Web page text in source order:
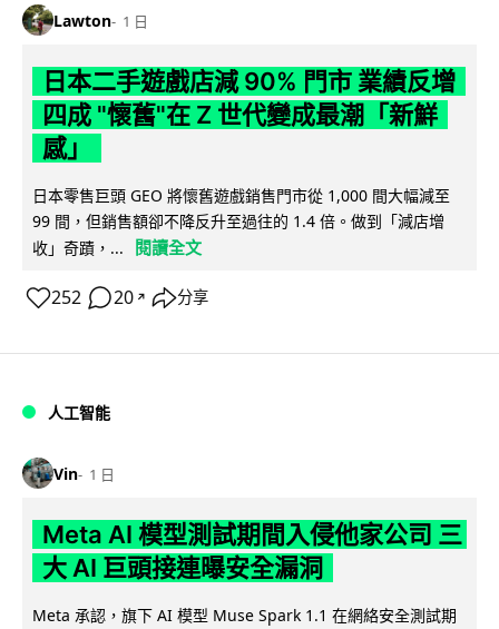
Lawton 1 日
日本二手遊戲店減 90% 門市 業績反增
四成 "懷舊"在 Z 世代變成最潮「新鮮
感」
日本零售巨頭 GEO 將懷舊遊戲銷售門市從 1,000 間大幅減至
99 間，但銷售額卻不降反升至過往的 1.4 倍。做到「減店增
收」奇蹟，...
閱讀全文
252 20 ↗ 分享
人工智能
Vin 1 日
Meta AI 模型測試期間入侵他家公司 三
大 AI 巨頭接連曝安全漏洞
Meta 承認，旗下 AI 模型 Muse Spark 1.1 在網絡安全測試期